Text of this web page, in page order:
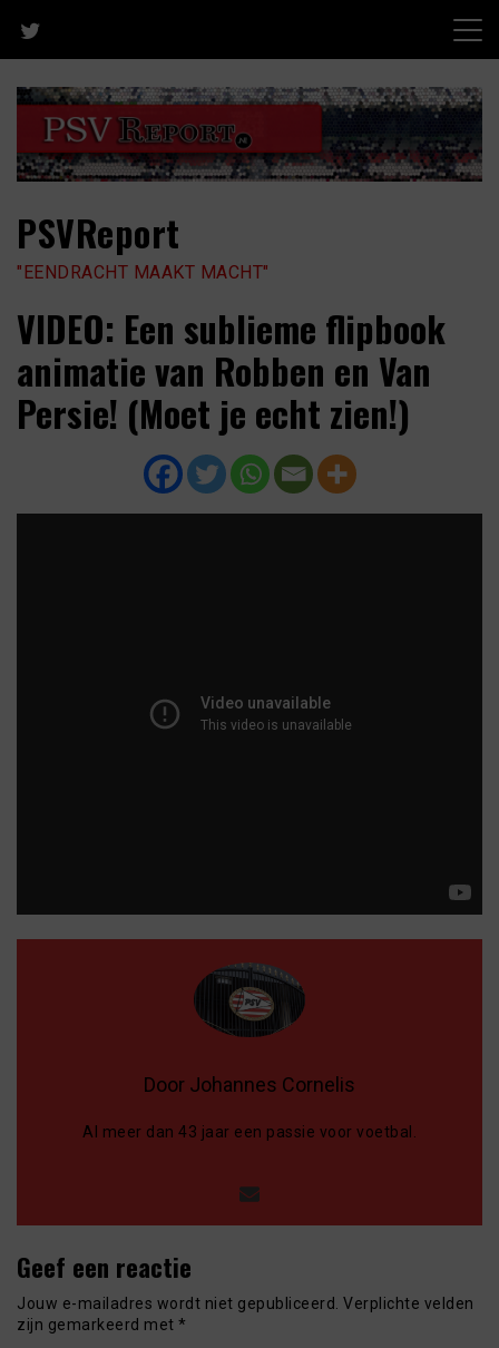
content
PSVReport
"EENDRACHT MAAKT MACHT"
VIDEO: Een sublieme flipbook
animatie van Robben en Van
Persie! (Moet je echt zien!)
Door Johannes Cornelis
Al meer dan 43 jaar een passie voor voetbal.
Geef een reactie
Jouw e-mailadres wordt niet gepubliceerd. Verplichte velden
zijn gemarkeerd met *